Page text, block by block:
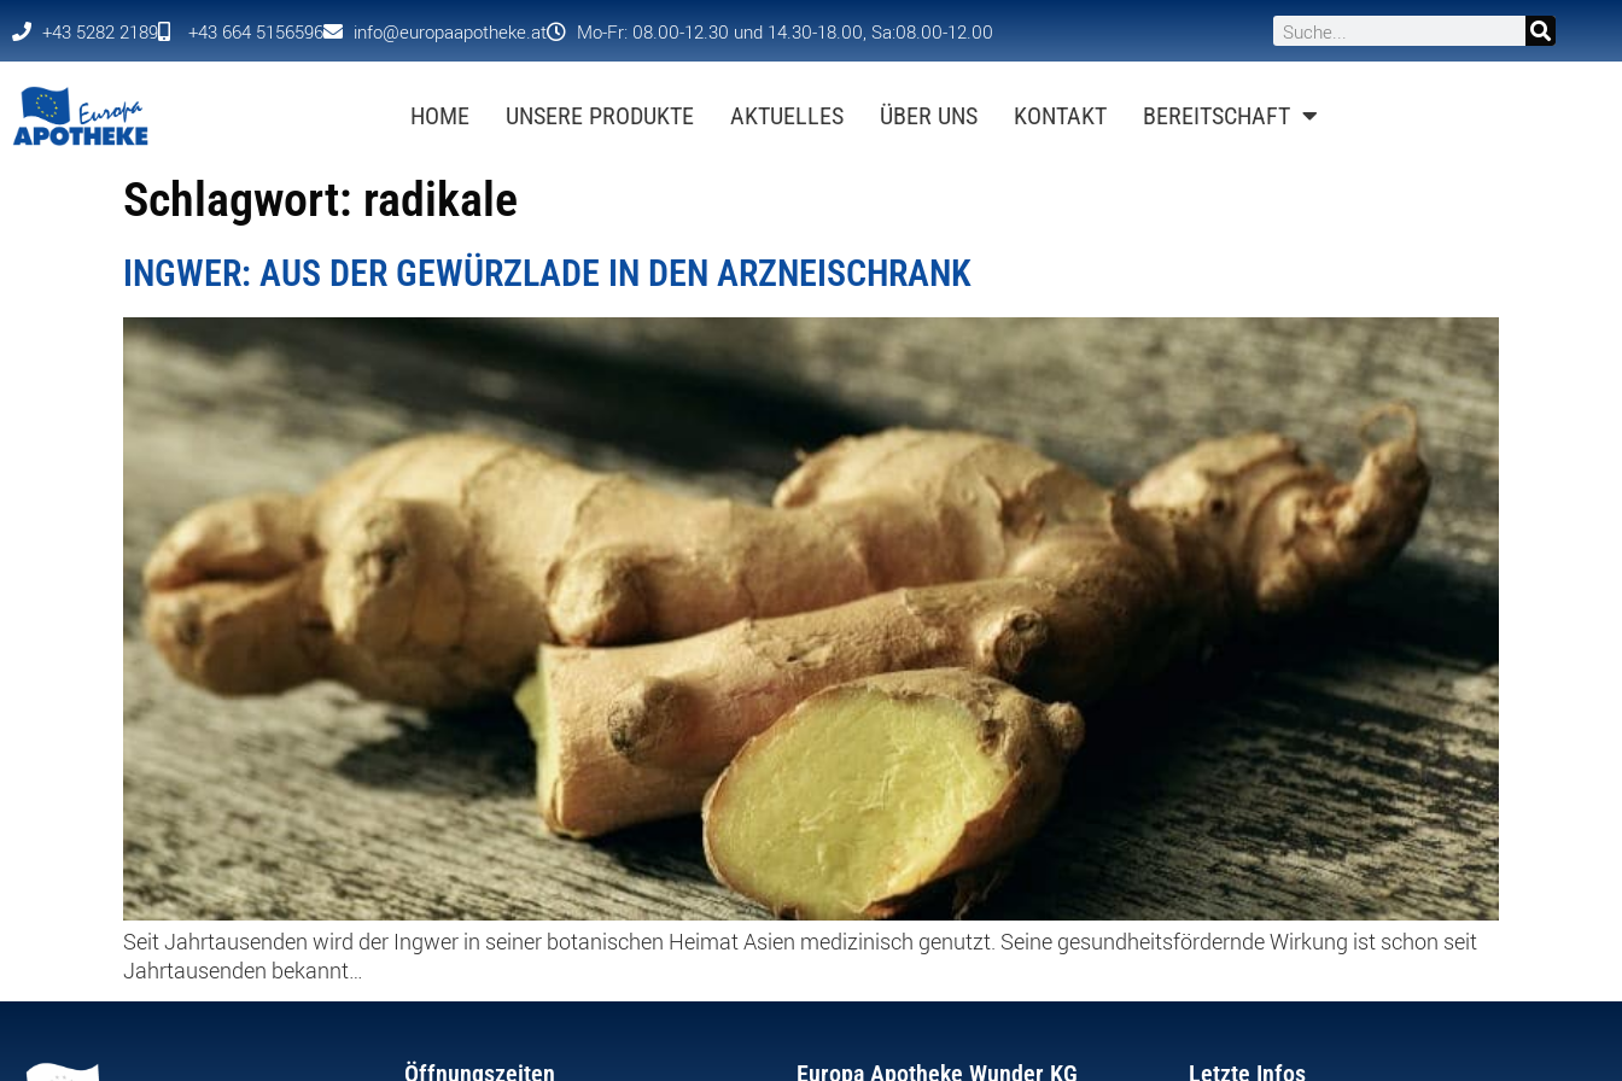
+43 5282 2189 +43 664 5156596 info@europaapotheke.at Mo-Fr: 08.00-12.30 und 14.30-18.00, Sa:08.00-12.00
HOME UNSERE PRODUKTE AKTUELLES ÜBER UNS KONTAKT BEREITSCHAFT
Schlagwort: radikale
INGWER: AUS DER GEWÜRZLADE IN DEN ARZNEISCHRANK
Seit Jahrtausenden wird der Ingwer in seiner botanischen Heimat Asien medizinisch genutzt. Seine gesundheitsfördernde Wirkung ist schon seit
Jahrtausenden bekannt…
Öffnungszeiten Europa Apotheke Wunder KG Letzte Infos